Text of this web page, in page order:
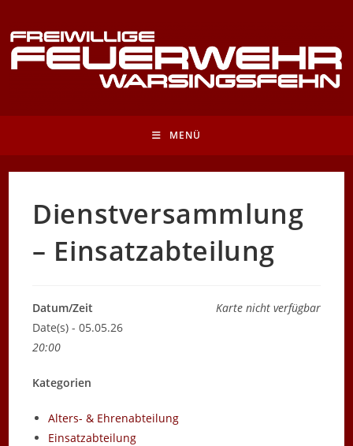
Inhalt
springen
MENÜ
Dienstversammlung
– Einsatzabteilung
Karte nicht verfügbar
Datum/Zeit
Date(s) - 05.05.26
20:00
Kategorien
Alters- & Ehrenabteilung
Einsatzabteilung